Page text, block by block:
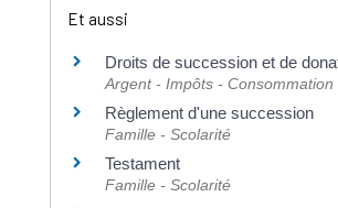
Et aussi
Droits de succession et de
Argent - Impôts - Consommation
Règlement d'une succession
Famille - Scolarité
Testament
Famille - Scolarité